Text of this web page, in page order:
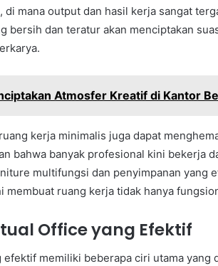
di mana output dan hasil kerja sangat
bersih dan teratur akan menciptakan
Atmosfer Kreatif di Kantor
kerja minimalis juga dapat
bahwa banyak profesional kini bekerja
multifungsi dan penyimpanan yang
membuat ruang kerja tidak hanya
Office yang Efektif
memiliki beberapa ciri utama yang